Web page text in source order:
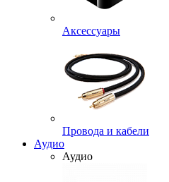
Аксессуары
Провода и кабели
Аудио
Аудио